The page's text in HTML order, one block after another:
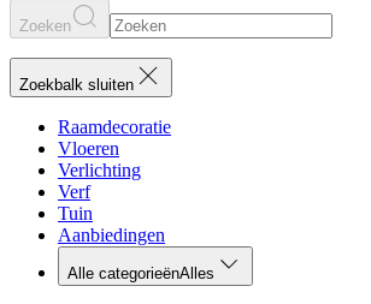
Zoeken
Zoekbalk sluiten
Raamdecoratie
Vloeren
Verlichting
Verf
Tuin
Aanbiedingen
Alle categorieënAlles